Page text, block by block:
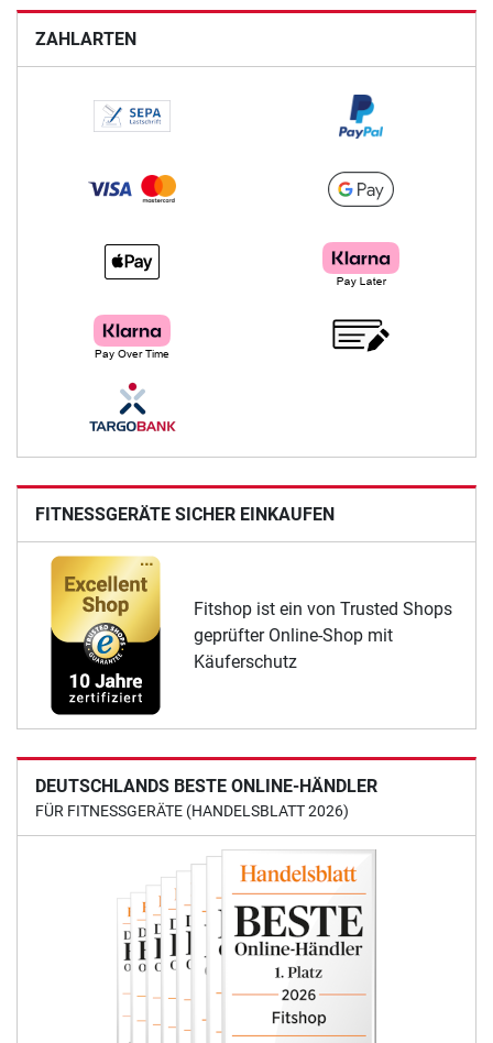
ZAHLARTEN
FITNESSGERÄTE SICHER EINKAUFEN
Fitshop ist ein von Trusted Shops
geprüfter Online-Shop mit
Käuferschutz
DEUTSCHLANDS BESTE ONLINE-HÄNDLER
FÜR FITNESSGERÄTE (HANDELSBLATT 2026)